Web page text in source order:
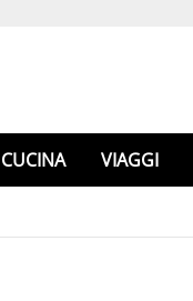
CUCINA VIAGGI